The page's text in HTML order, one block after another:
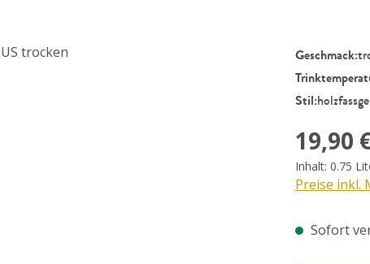
Geschmack:
Stil:
Regulärer
19,90
Inhalt: 0.75
Preise inkl.
Sofort